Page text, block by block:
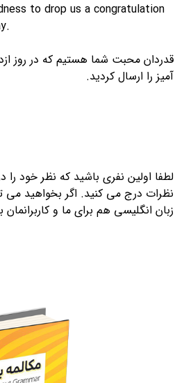
to drop us a congratulation
قدردان محبت شما هستیم که در روز
آمیز را ارسال کردید.
لطفا اولین نفری باشید که نظر خود
نظرات درج می کنید. اگر بخواهید می
زبان انگلیسی هم برای ما و کاربرانمان